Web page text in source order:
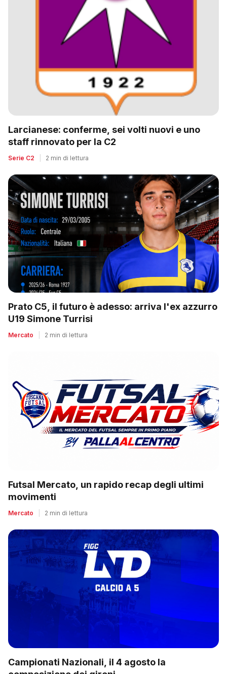
Larcianese: conferme, sei volti nuovi e uno
staff rinnovato per la C2
Serie C2 2 min di lettura
Prato C5, il futuro è adesso: arriva l'ex azzurro
U19 Simone Turrisi
Mercato 2 min di lettura
Futsal Mercato, un rapido recap degli ultimi
movimenti
Mercato 2 min di lettura
Campionati Nazionali, il 4 agosto la